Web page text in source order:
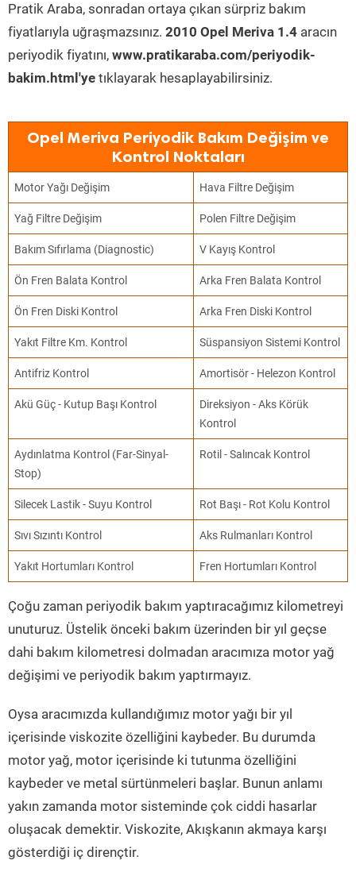
Pratik Araba, sonradan ortaya çıkan sürpriz bakım
fiyatlarıyla uğraşmazsınız. 2010 Opel Meriva 1.4 aracın
periyodik fiyatını, www.pratikaraba.com/periyodik-
bakim.html'ye tıklayarak hesaplayabilirsiniz.
Opel Meriva Periyodik Bakım Değişim ve
Kontrol Noktaları
Motor Yağı Değişim Hava Filtre Değişim
Yağ Filtre Değişim Polen Filtre Değişim
Bakım Sıfırlama (Diagnostic) V Kayış Kontrol
Ön Fren Balata Kontrol Arka Fren Balata Kontrol
Ön Fren Diski Kontrol Arka Fren Diski Kontrol
Yakıt Filtre Km. Kontrol Süspansiyon Sistemi Kontrol
Antifriz Kontrol Amortisör - Helezon Kontrol
Akü Güç - Kutup Başı Kontrol
Direksiyon - Aks Körük
Kontrol
Aydınlatma Kontrol (Far-Sinyal-
Stop)
Rotil - Salıncak Kontrol
Silecek Lastik - Suyu Kontrol Rot Başı - Rot Kolu Kontrol
Sıvı Sızıntı Kontrol Aks Rulmanları Kontrol
Yakıt Hortumları Kontrol Fren Hortumları Kontrol
Çoğu zaman periyodik bakım yaptıracağımız kilometreyi
unuturuz. Üstelik önceki bakım üzerinden bir yıl geçse
dahi bakım kilometresi dolmadan aracımıza motor yağ
değişimi ve periyodik bakım yaptırmayız.
Oysa aracımızda kullandığımız motor yağı bir yıl
içerisinde viskozite özelliğini kaybeder. Bu durumda
motor yağ, motor içerisinde ki tutunma özelliğini
kaybeder ve metal sürtünmeleri başlar. Bunun anlamı
yakın zamanda motor sisteminde çok ciddi hasarlar
oluşacak demektir. Viskozite, Akışkanın akmaya karşı
gösterdiği iç dirençtir.